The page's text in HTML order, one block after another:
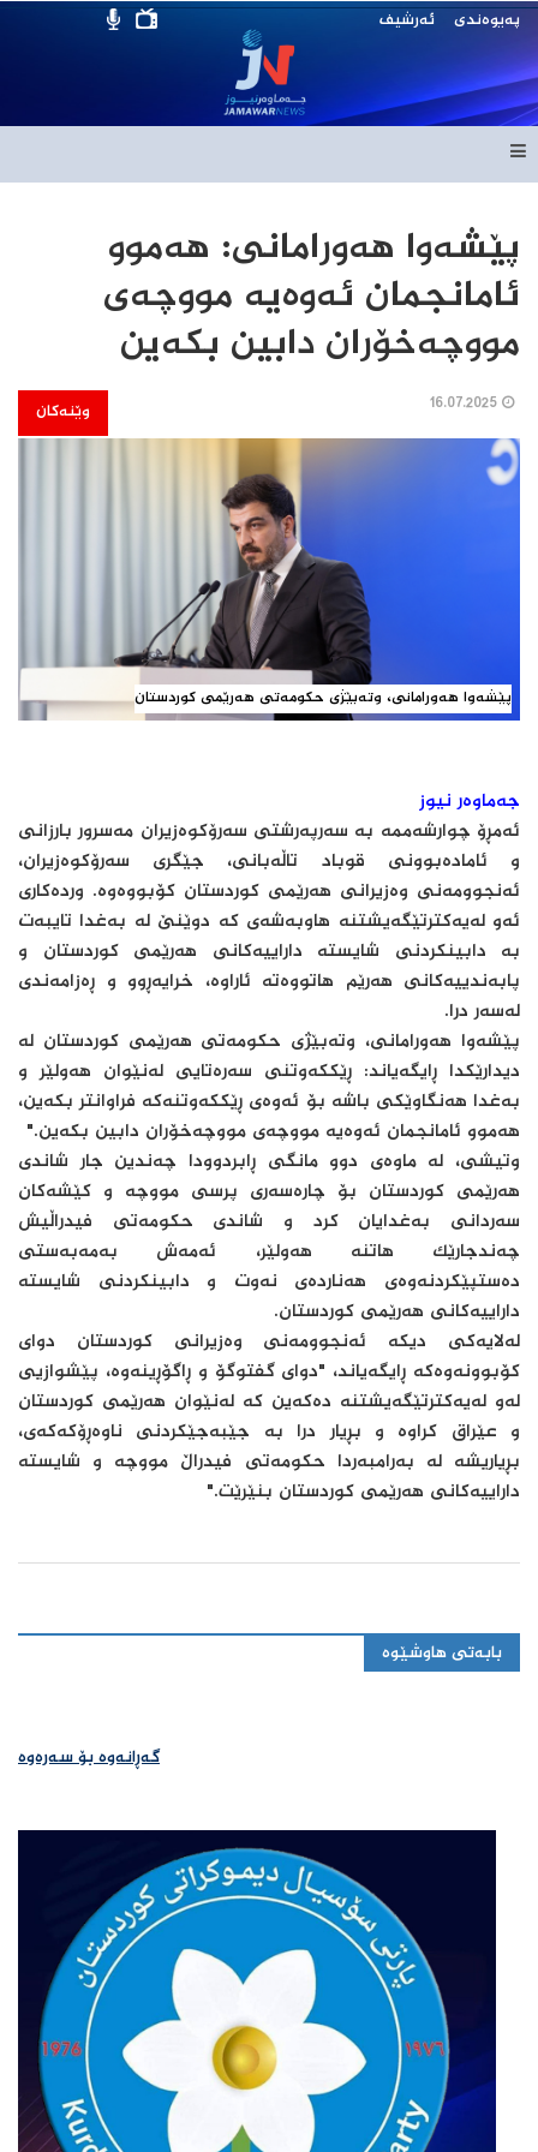
پەیوەندی ئەرشیف
پێشەوا هەورامانی: هەموو
ئامانجمان ئەوەیە مووچەی
مووچەخۆران دابین بکەین
وێنەکان
پێشەوا هەورامانی، وتەبێژی حکومەتی هەرێمی کوردستان
جەماوەر نیوز
ئەمڕۆ چوارشەممە بە سەرپەرشتی سەرۆکوەزیران مەسرور بارزانی
و ئامادەبوونی قوباد تاڵەبانی، جێگری سەرۆکوەزیران،
ئەنجوومەنی وەزیرانی هەرێمی کوردستان کۆبووەوە. وردەکاری
ئەو لەیەکترتێگەیشتنە هاوبەشەی کە دوێنێ لە بەغدا تایبەت
بە دابینکردنی شایستە داراییەکانی هەرێمی کوردستان و
پابەندییەکانی هەرێم هاتووەتە ئاراوە، خرایەڕوو و ڕەزامەندی
لەسەر درا.
پێشەوا هەورامانی، وتەبێژی حکومەتی هەرێمی کوردستان لە
دیدارێكدا ڕایگەیاند: ڕێککەوتنی سەرەتایی لەنێوان هەولێر و
بەغدا هەنگاوێکی باشە بۆ ئەوەی ڕێککەوتنەکە فراوانتر بکەین،
هەموو ئامانجمان ئەوەیە مووچەی مووچەخۆران دابین بکەین."
وتیشی، لە ماوەی دوو مانگی ڕابردوودا چەندین جار شاندی
هەرێمی کوردستان بۆ چارەسەری پرسی مووچە و کێشەکان
سەردانی بەغدایان کرد و شاندی حکومەتی فیدراڵیش
چەندجارێک هاتنە هەولێر، ئەمەش بەمەبەستی
دەستپێکردنەوەی هەناردەی نەوت و دابینکردنی شایستە
داراییەکانی هەرێمی کوردستان.
لەلایەکی دیکە ئەنجوومەنی وەزیرانی کوردستان دوای
کۆبوونەوەکە ڕایگەیاند، "دوای گفتوگۆ و ڕاگۆڕینەوە، پێشوازیی
لەو لەیەکترتێگەیشتنە دەکەین کە لەنێوان هەرێمی کوردستان
و عێراق کراوە و بڕیار درا بە جێبەجێکردنی ناوەڕۆکەکەی،
بڕیاریشە لە بەرامبەردا حکومەتی فیدراڵ مووچە و شایستە
داراییەکانی هەرێمی کوردستان بنێرێت."
بابەتی هاوشێوە
گەڕانەوە بۆ سەرەوە